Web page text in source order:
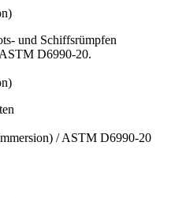
und Schiffsrümpfen
D6990-20.
/ ASTM D6990-20